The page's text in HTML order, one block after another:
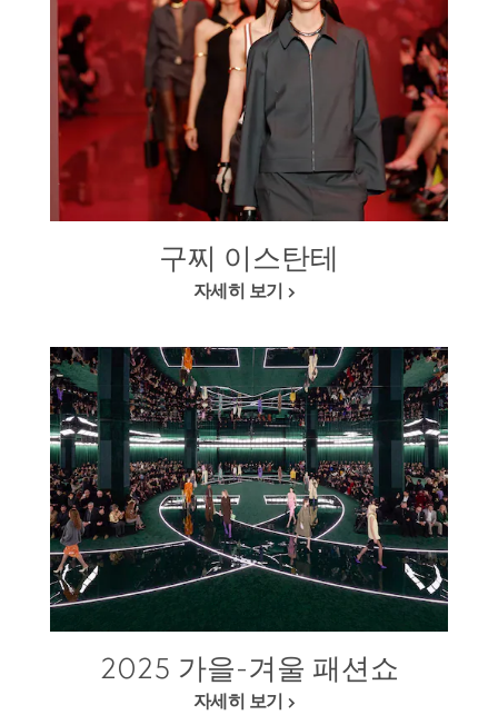
구찌 이스탄테
자세히 보기
2025 가을-겨울 패션쇼
자세히 보기